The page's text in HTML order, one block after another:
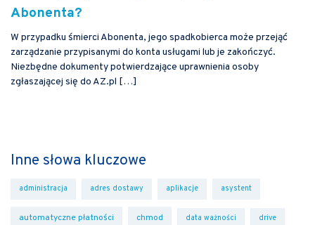
Abonenta?
W przypadku śmierci Abonenta, jego spadkobierca może przejąć
zarządzanie przypisanymi do konta usługami lub je zakończyć.
Niezbędne dokumenty potwierdzające uprawnienia osoby
zgłaszającej się do AZ.pl […]
Inne słowa kluczowe
administracja adres dostawy aplikacje asystent
automatyczne płatności chmod data ważności drive